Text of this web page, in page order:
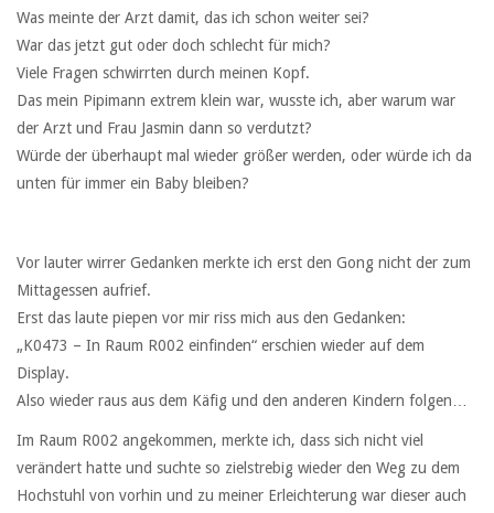
Was meinte der Arzt damit, das ich schon weiter sei?
War das jetzt gut oder doch schlecht für mich?
Viele Fragen schwirrten durch meinen Kopf.
Das mein Pipimann extrem klein war, wusste ich, aber warum war
der Arzt und Frau Jasmin dann so verdutzt?
Würde der überhaupt mal wieder größer werden, oder würde ich da
unten für immer ein Baby bleiben?
Vor lauter wirrer Gedanken merkte ich erst den Gong nicht der zum
Mittagessen aufrief.
Erst das laute piepen vor mir riss mich aus den Gedanken:
„K0473 – In Raum R002 einfinden“ erschien wieder auf dem
Display.
Also wieder raus aus dem Käfig und den anderen Kindern folgen…
Im Raum R002 angekommen, merkte ich, dass sich nicht viel
verändert hatte und suchte so zielstrebig wieder den Weg zu dem
Hochstuhl von vorhin und zu meiner Erleichterung war dieser auch